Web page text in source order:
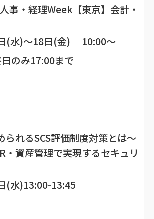
事・経理Week【東京】会計・
(水)～18日(金) 10:00～
のみ17:00まで
られるSCS評価制度対策とは～
・資産管理で実現するセキュリ
(水)13:00-13:45